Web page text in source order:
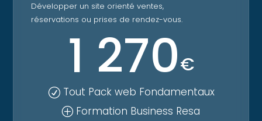
Développer un site orienté ventes,
réservations ou prises de rendez-vous.
1 270€
R Tout Pack web Fondamentaux
P Formation Business Resa